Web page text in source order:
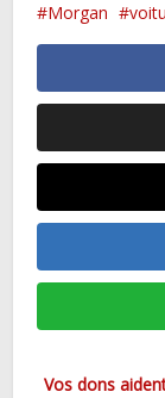
Morgan
Vos dons